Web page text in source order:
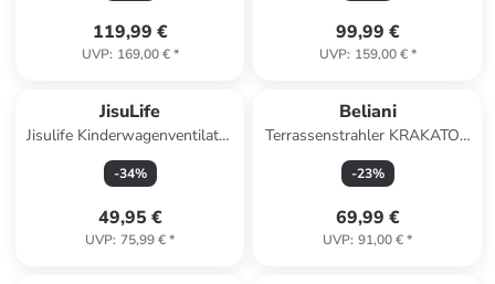
119,99 €
UVP: 169,00 €*
99,99 €
UVP: 159,00 €*
JisuLife
Jisulife Kinderwagenventilator
4 5000 mAh Mini Ventilator
-34%
49,95 €
UVP: 75,99 €*
Beliani
Terrassenstrahler KRAKATOA
in Schwarz - (W) 20 x (H) 62 x
(L) 20 cm
-23%
69,99 €
UVP: 91,00 €*